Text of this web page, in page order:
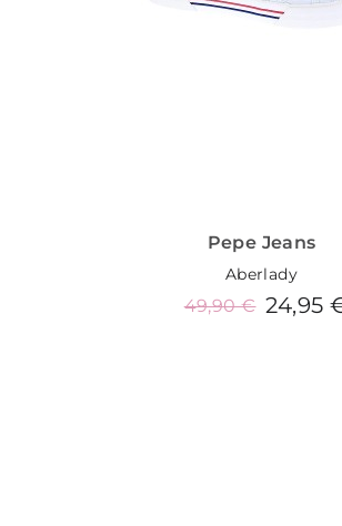
Pepe Jeans
Aberlady
24,95
49,90 €